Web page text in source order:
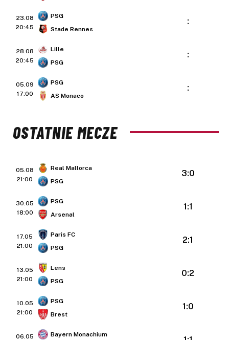
23.08
20:45
PSG
Stade Rennes
:
28.08
20:45
Lille
PSG
:
05.09
17:00
PSG
AS Monaco
:
OSTATNIE MECZE
05.08
21:00
Real Mallorca
PSG
3:0
30.05
18:00
PSG
Arsenal
1:1
17.05
21:00
Paris FC
PSG
2:1
13.05
21:00
Lens
PSG
0:2
10.05
21:00
PSG
Brest
1:0
06.05
Bayern Monachium